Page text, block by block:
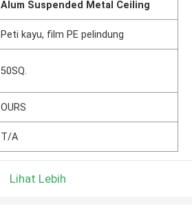
Alum Suspended Metal Ceiling
Peti kayu, film PE pelindung
50SQ.
OURS
T/A
Lihat Lebih